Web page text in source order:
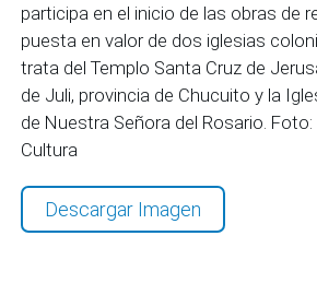
participa en el inicio de las obras de
puesta en valor de dos iglesias
trata del Templo Santa Cruz de
de Juli, provincia de Chucuito y la
de Nuestra Señora del Rosario.
Cultura
Descargar Imagen